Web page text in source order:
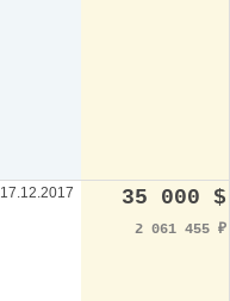
17.12.2017 35 000 $
2 061 455 ₽